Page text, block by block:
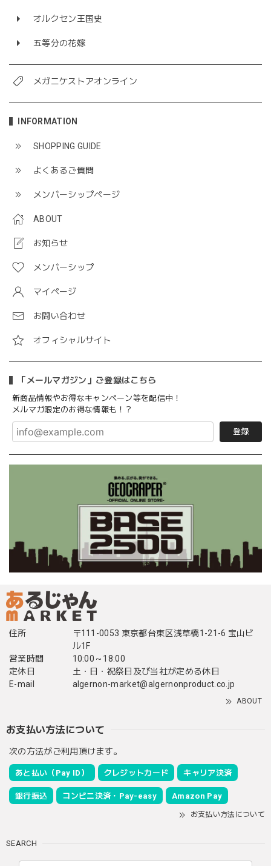
オルクセン王国史
五等分の花嫁
メガニケストアオンライン
INFORMATION
SHOPPING GUIDE
よくあるご質問
メンバーシップページ
ABOUT
お知らせ
メンバーシップ
マイページ
お問い合わせ
オフィシャルサイト
「メールマガジン」ご登録はこちら
新商品情報やお得なキャンペーン等を配信中！
メルマガ限定のお得な情報も！？
登録
住所
〒111-0053 東京都台東区浅草橋1-21-6 宝山ビ
ル1F
営業時間
10:00～18:00
定休日
土・日・祝祭日及び当社が定める休日
E-mail
algernon-market@algernonproduct.co.jp
ABOUT
お支払い方法について
次の方法がご利用頂けます。
あと払い（Pay ID） クレジットカード キャリア決済
銀行振込 コンビニ決済・Pay-easy Amazon Pay
お支払い方法について
SEARCH